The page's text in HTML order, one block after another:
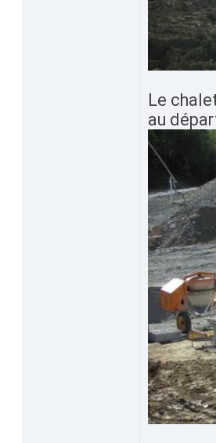
Le
au